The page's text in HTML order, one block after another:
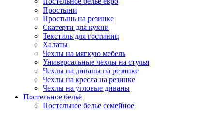
Простыни
Простынь на резинке
Скатерти для кухни
Текстиль для гостиниц
Халаты
Чехлы на мягкую мебель
Универсальные чехлы на стулья
Чехлы на диваны на резинке
Чехлы на кресла на резинке
Чехлы на угловые диваны
Постельное бельё
Постельное белье семейное